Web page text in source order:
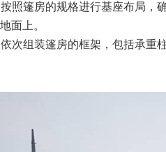
照篷房的规格进行基座布局，
面上。
次组装篷房的框架，包括承重